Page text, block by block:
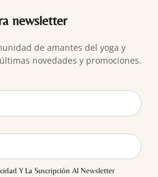
newsletter
de amantes del yoga y
novedades y promociones.
Y La Suscripción Al Newsletter